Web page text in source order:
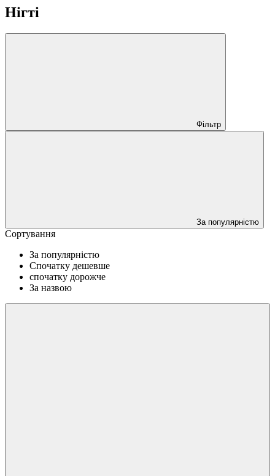
Нігті
Фільтр
За популярністю
Сортування
За популярністю
Спочатку дешевше
спочатку дорожче
За назвою